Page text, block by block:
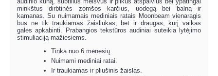
minkštus dirbtinės zomšos karčius, uodegą bei balną ir
kamanas. Su nuimamais mediniais ratais Moonbeam vienaragis
bus ne tik traukiamas žaisliukas, bet ir draugas, kurį vaikas
galės apkabinti. Prabangios tekstūros audiniai suteikia lytėjimo
stimuliaciją mažiesiems.
Tinka nuo 6 mėnesių.
Nuimami mediniai ratai.
Ir traukiamas ir pliušinis žaislas.